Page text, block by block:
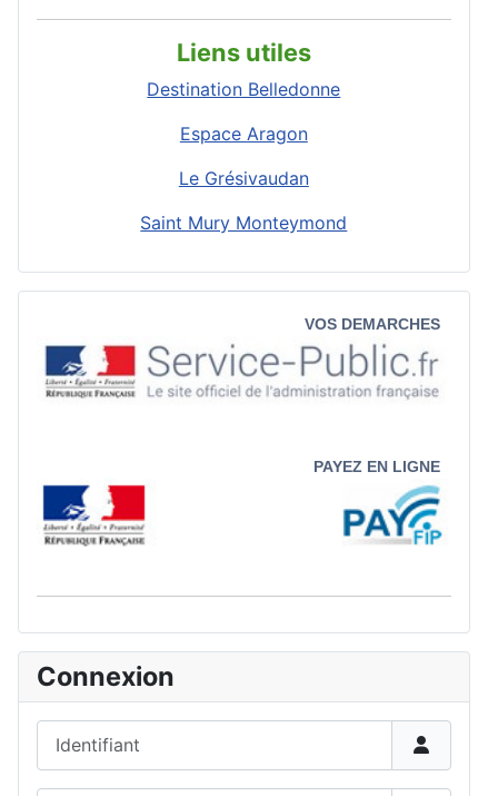
Liens utiles
Destination Belledonne
Espace Aragon
Le Grésivaudan
Saint Mury Monteymond
VOS DEMARCHES
PAYEZ EN LIGNE
Connexion